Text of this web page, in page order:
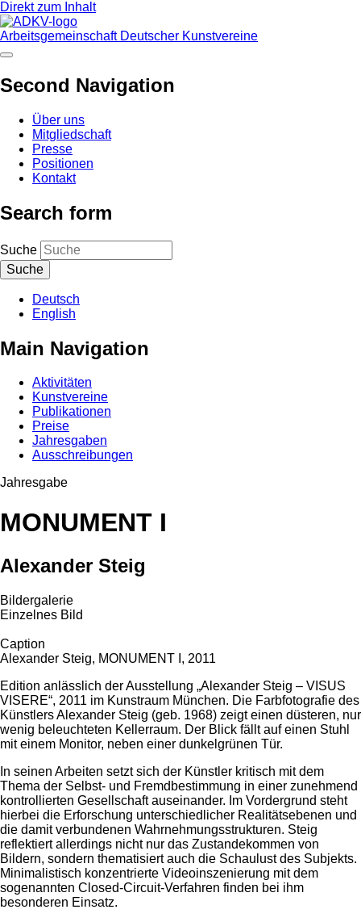
Direkt zum Inhalt
Arbeitsgemeinschaft Deutscher Kunstvereine
Second Navigation
Über uns
Mitgliedschaft
Presse
Positionen
Kontakt
Search form
Suche
Deutsch
English
Main Navigation
Aktivitäten
Kunstvereine
Publikationen
Preise
Jahresgaben
Ausschreibungen
Jahresgabe
MONUMENT I
Alexander Steig
Bildergalerie
Einzelnes Bild
Caption
Alexander Steig, MONUMENT I, 2011
Edition anlässlich der Ausstellung „Alexander Steig – VISUS
VISERE“, 2011 im Kunstraum München. Die Farbfotografie des
Künstlers Alexander Steig (geb. 1968) zeigt einen düsteren, nur
wenig beleuchteten Kellerraum. Der Blick fällt auf einen Stuhl
mit einem Monitor, neben einer dunkelgrünen Tür.
In seinen Arbeiten setzt sich der Künstler kritisch mit dem
Thema der Selbst- und Fremdbestimmung in einer zunehmend
kontrollierten Gesellschaft auseinander. Im Vordergrund steht
hierbei die Erforschung unterschiedlicher Realitätsebenen und
die damit verbundenen Wahrnehmungsstrukturen. Steig
reflektiert allerdings nicht nur das Zustandekommen von
Bildern, sondern thematisiert auch die Schaulust des Subjekts.
Minimalistisch konzentrierte Videoinszenierung mit dem
sogenannten Closed-Circuit-Verfahren finden bei ihm
besonderen Einsatz.